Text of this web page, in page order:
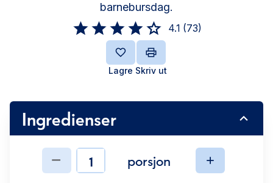
barnebursdag.
4.1 (73)
Lagre Skriv ut
Ingredienser
Ingredienserporsjon